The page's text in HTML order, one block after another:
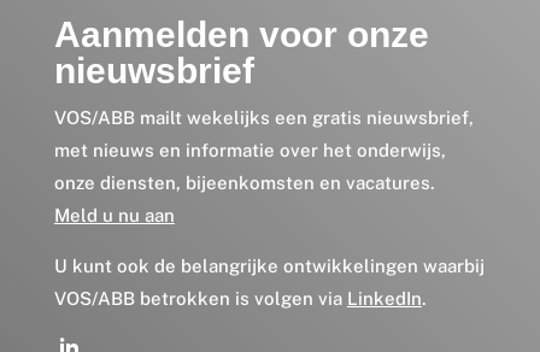
Aanmelden voor onze
nieuwsbrief
VOS/ABB mailt wekelijks een gratis nieuwsbrief,
met nieuws en informatie over het onderwijs,
onze diensten, bijeenkomsten en vacatures.
Meld u nu aan
U kunt ook de belangrijke ontwikkelingen waarbij
VOS/ABB betrokken is volgen via LinkedIn.